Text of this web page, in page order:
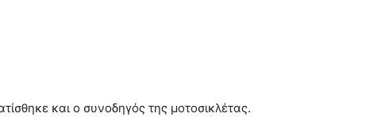
και ο συνοδηγός της μοτοσικλέτας.